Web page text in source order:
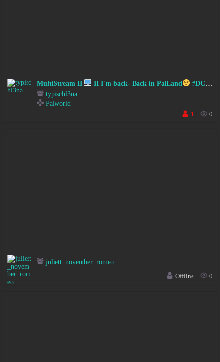
MultiStream II II I´m back- Back in PalLand
#DC #FSK18
typischl3na
Palworld
1
0
juliett_november_romeo
Offline
0